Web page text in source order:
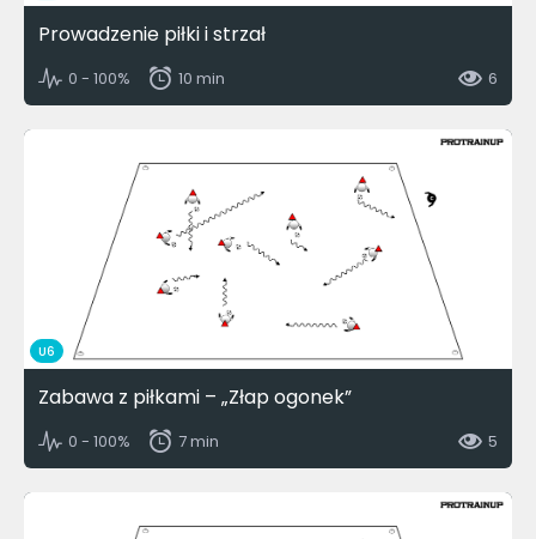
Prowadzenie piłki i strzał
0 - 100% 10 min 6
U6
Zabawa z piłkami – „Złap ogonek”
0 - 100% 7 min 5